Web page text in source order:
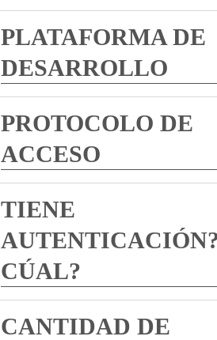
PLATAFORMA DE
DESARROLLO
PROTOCOLO DE
ACCESO
TIENE
CÚAL?
CANTIDAD DE